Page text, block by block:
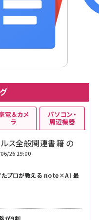
ス全般関連書籍 の
26 19:00
たプロが教える note×AI 最
電＆カメ
ラ
パソコン・
周辺機器